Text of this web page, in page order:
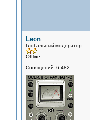
Leon
Глобальный модератор
Offline
Сообщений: 6,482